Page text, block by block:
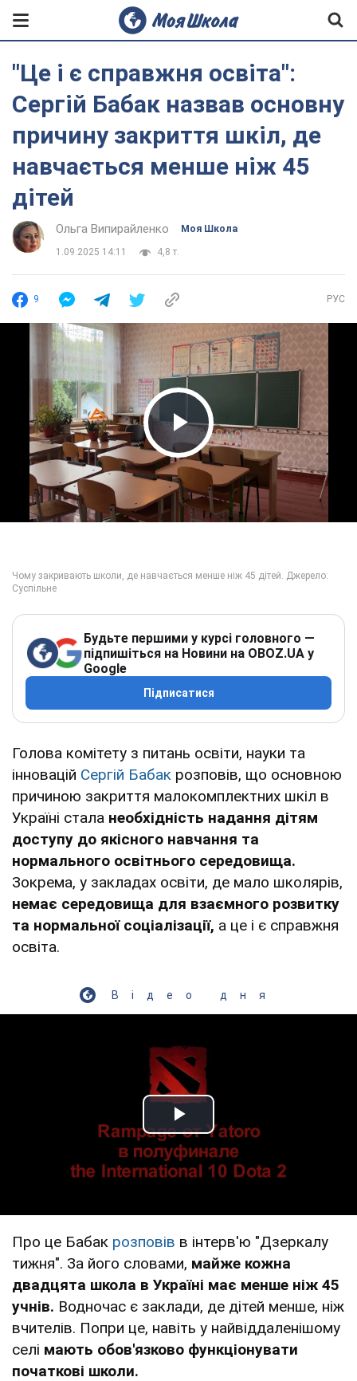
"Це і є справжня освіта":
Сергій Бабак назвав основну
причину закриття шкіл, де
навчається менше ніж 45
дітей
Ольга Випирайленко Моя Школа
1.09.2025 14:11 4,8 т.
9 РУС
Play Video
Будьте першими у курсі головного —
підпишіться на Новини на OBOZ.UA у
Google
Підписатися
Голова комітету з питань освіти, науки та
інновацій Сергій Бабак розповів, що основною
причиною закриття малокомплектних шкіл в
Україні стала необхідність надання дітям
доступу до якісного навчання та
нормального освітнього середовища.
Зокрема, у закладах освіти, де мало школярів,
немає середовища для взаємного розвитку
та нормальної соціалізації, а це і є справжня
освіта.
Відео дня
Play Video
Про це Бабак розповів в інтерв'ю "Дзеркалу
тижня". За його словами, майже кожна
двадцята школа в Україні має менше ніж 45
учнів. Водночас є заклади, де дітей менше, ніж
вчителів. Попри це, навіть у найвіддаленішому
селі мають обов'язково функціонувати
початкові школи.